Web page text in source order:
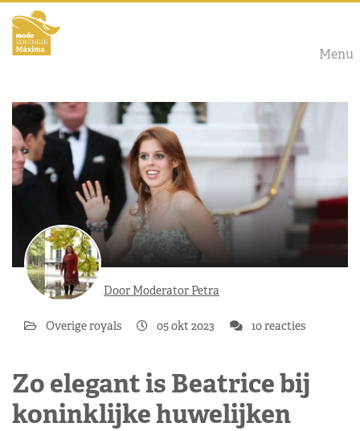
Menu
Door Moderator Petra
Overige royals 05 okt 2023 10 reacties
Zo elegant is Beatrice bij
koninklijke huwelijken